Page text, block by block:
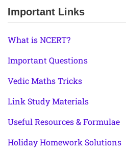
Important Links
What is NCERT?
Important Questions
Vedic Maths Tricks
Link Study Materials
Useful Resources & Formulae
Holiday Homework Solutions